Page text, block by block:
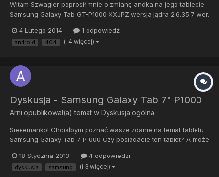
Witam Szwagier poprosił mnie o zmianę andka na jego tablecie
Samsung Galaxy Tab GT-P1000 XXJPZ wersja jądra 2.6.35.7 wer.
najstabilniejszy jest 4.0.4 http://download.cyanogenmod.org/?
device=p1&type=stable Mam do was prośbę jakie plik...
4 Lutego 2014 1 odpowiedź
android 404 (i 4 więcej)
Dyskusja - Samsung Galaxy Tab 7" P1000
Arni opublikował(a) temat w Dyskusja ogólna
Sieeemanko! Chciałbym poznać wasze zdanie na temat tabletu
Samsung Galaxy Tab 7 P1000 Czy posiadacie ten tablet? A może
18 Stycznia 2013
4 odpowiedzi
dyskusja samsung (i 3 więcej)